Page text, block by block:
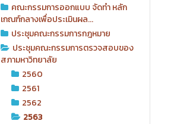
คณะกรรมการออกแบบ จัดทำ หลัก
เกณฑ์กลางเพื่อประเมินผล...
ประชุมคณะกรรมการกฎหมาย
ประชุมคณะกรรมการตรวจสอบของ
สภามหาวิทยาลัย
2560
2561
2562
2563